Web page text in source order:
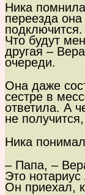
Ника
переезда
Что будут
другая –
очереди.
Она даже
сестре в
ответила. А
не
Ника
– Папа, –
Это
Он приехал,